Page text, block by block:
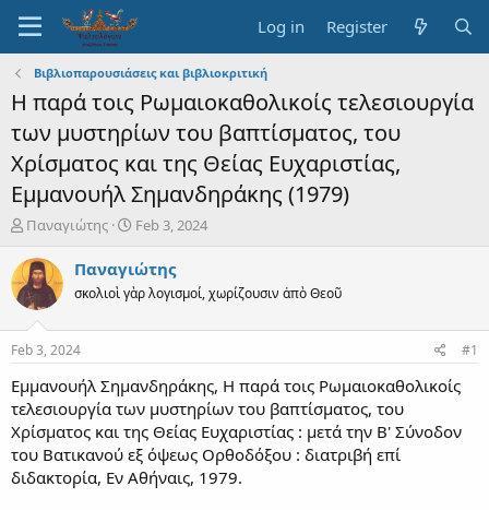
Log in Register
Βιβλιοπαρουσιάσεις και βιβλιοκριτική
Η παρά τοις Ρωμαιοκαθολικοίς τελεσιουργία
των μυστηρίων του βαπτίσματος, του
Χρίσματος και της Θείας Ευχαριστίας,
Εμμανουήλ Σημανδηράκης (1979)
T
r
e
a
s
t
a
r
t
e
r
Παναγιώτης
S
a
t
e
Feb 3, 2024
Παναγιώτης
σκολιοὶ γὰρ λογισμοί, χωρίζουσιν ἀπὸ Θεοῦ
Feb 3, 2024 #1
Εμμανουήλ Σημανδηράκης, Η παρά τοις Ρωμαιοκαθολικοίς
τελεσιουργία των μυστηρίων του βαπτίσματος, του
Χρίσματος και της Θείας Ευχαριστίας : μετά την Β' Σύνοδον
του Βατικανού εξ όψεως Ορθοδόξου : διατριβή επί
διδακτορία, Εν Αθήναις, 1979.